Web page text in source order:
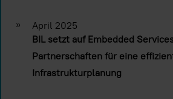
»
April 2025
BIL setzt auf Embedded
Partnerschaften für eine
Infrastrukturplanung